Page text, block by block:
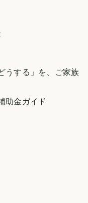
うする」を、ご家族
助金ガイド